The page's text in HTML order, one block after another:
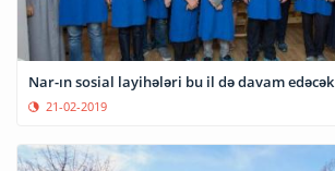
Nar-ın sosial layihələri bu il də davam edəcək
21-02-2019